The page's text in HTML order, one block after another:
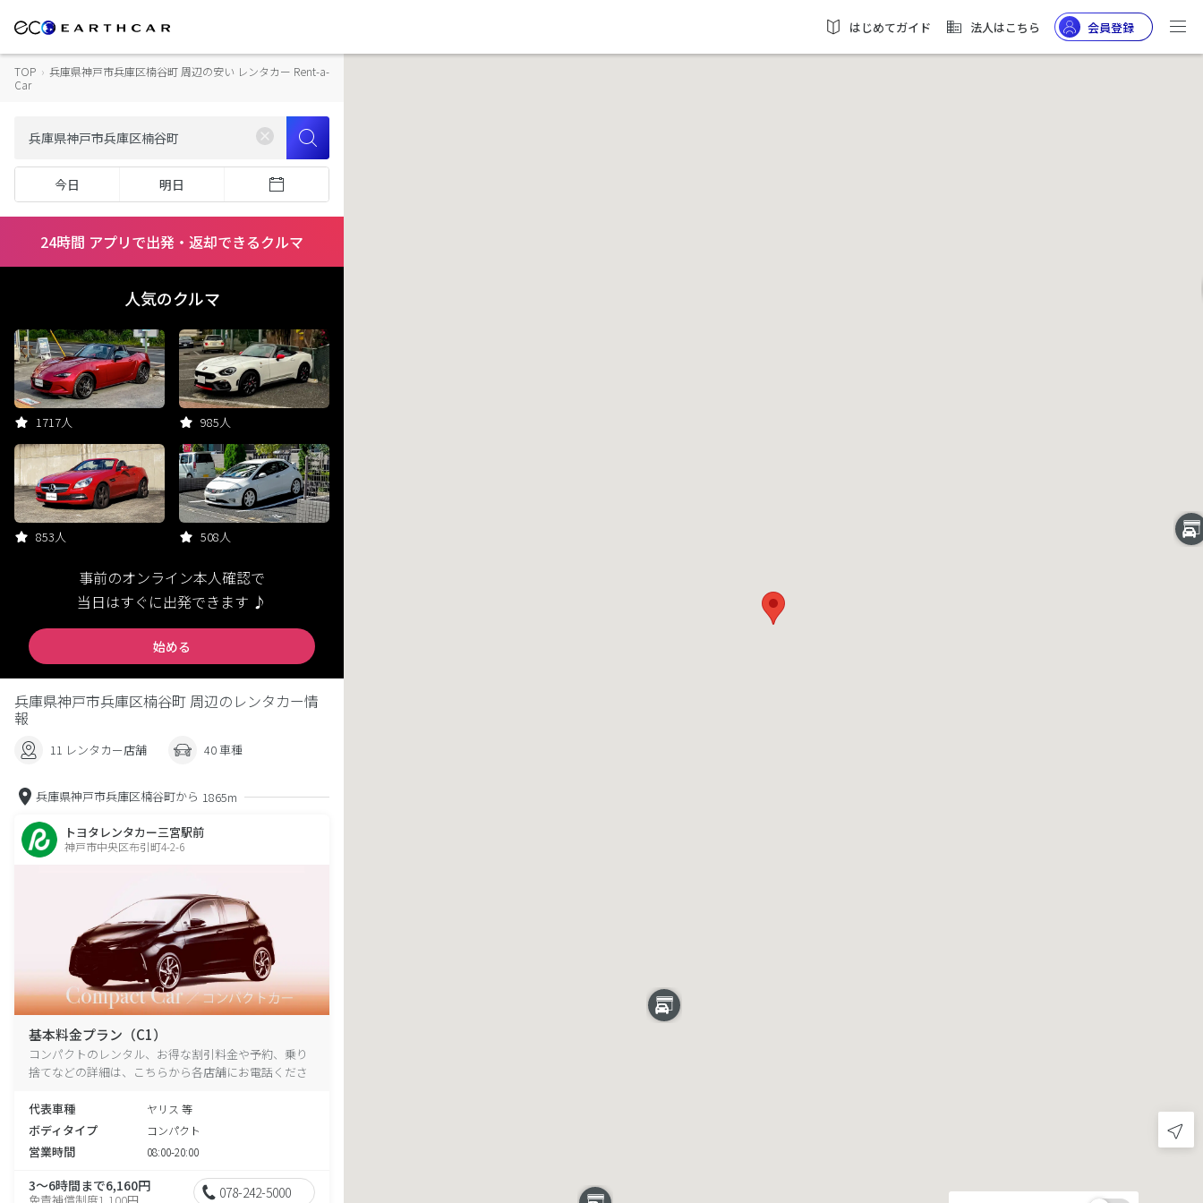
はじめてガイド 法人はこちら 会員登録
TOP › 兵庫県神戸市兵庫区楠谷町 周辺の安い レンタカー Rent-a-
Car
今日 明日
24時間 アプリで出発・返却できるクルマ
人気のクルマ
1717人 985人
853人 508人
事前のオンライン本人確認で
当日はすぐに出発できます ♪
始める
兵庫県神戸市兵庫区楠谷町 周辺のレンタカー情
報
11 レンタカー店舗 40 車種
兵庫県神戸市兵庫区楠谷町から 1865m
トヨタレンタカー三宮駅前
神戸市中央区布引町4-2-6
基本料金プラン（C1）
コンパクトのレンタル、お得な割引料金や予約、乗り
捨てなどの詳細は、こちらから各店舗にお電話くださ
代表車種
ヤリス 等
ボディタイプ コンパクト
営業時間 08:00-20:00
3～6時間まで6,160円
免責補償制度1,100円 078-242-5000